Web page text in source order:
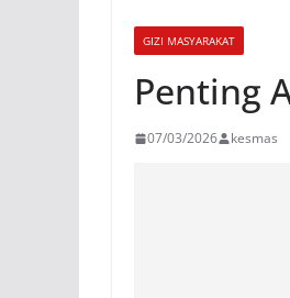
GIZI MASYARAKAT
Penting
07/03/2026 kesmas